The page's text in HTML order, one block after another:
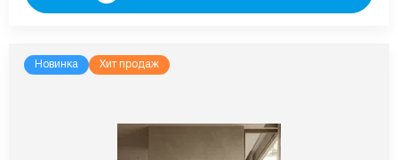
Новинка Хит продаж